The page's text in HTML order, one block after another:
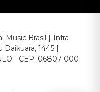
Music Brasil | Infra
1445 |
- CEP: 06807-000